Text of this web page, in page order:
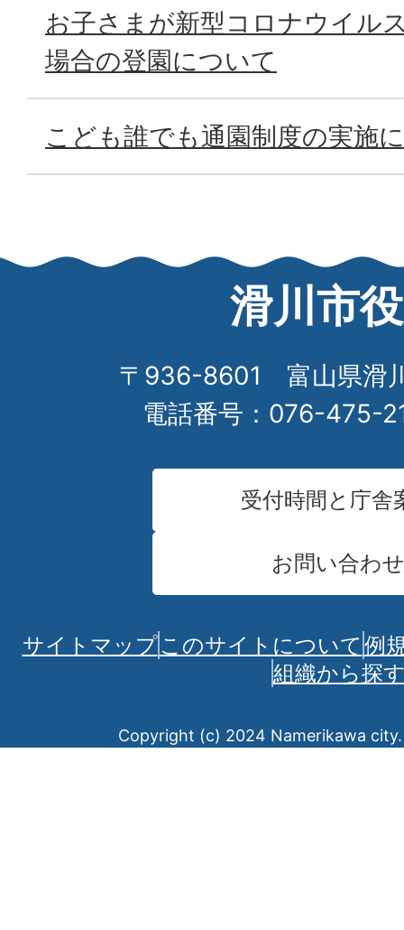
お子さまが新型コロナウイル
場合の登園について
こども誰でも通園制度の実施
滑川市
〒936-8601 富山県滑
電話番号：076-475-
受付時間と庁舎
お問い合わせ
サイトマップこのサイトについて 例
組織から探
Copyright (c) 2024 Namerikawa